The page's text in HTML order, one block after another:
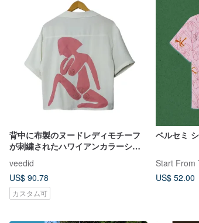
背中に布製のヌードレディモチーフ
が刺繍されたハワイアンカラーシャ
veedid
US$ 90.78
カスタム可
ベルセミ
Start From
US$ 52.00